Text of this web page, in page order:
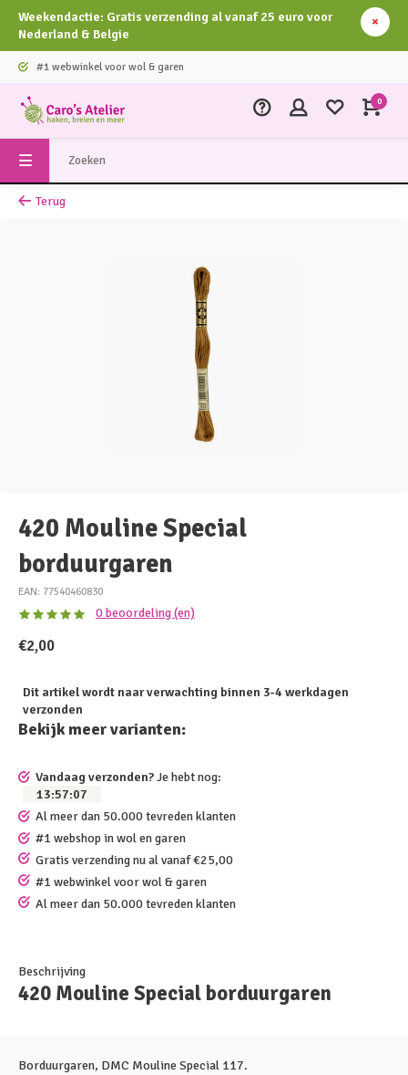
Weekendactie: Gratis verzending al vanaf 25 euro voor
Nederland & Belgie
#1 webwinkel voor wol & garen
0
Terug
420 Mouline Special
borduurgaren
EAN: 77540460830
0 beoordeling (en)
€2,00
Dit artikel wordt naar verwachting binnen 3-4 werkdagen
verzonden
Bekijk meer varianten:
Vandaag verzonden?Je hebt nog:
13:57:06
Al meer dan 50.000 tevreden klanten
#1 webshop in wol en garen
Gratis verzending nu al vanaf €25,00
#1 webwinkel voor wol & garen
Al meer dan 50.000 tevreden klanten
Beschrijving
420 Mouline Special borduurgaren
Borduurgaren, DMC Mouline Special 117.